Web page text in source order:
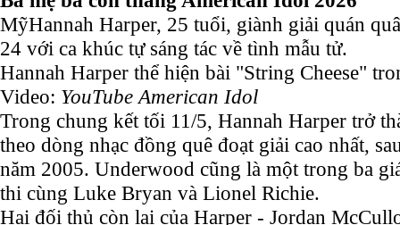
MỹHannah Harper, 25 tuổi, giành giải quán
24 với ca khúc tự sáng tác về tình mẫu tử.
Hannah Harper thể hiện bài "String Cheese"
Video: YouTube American Idol
Trong chung kết tối 11/5, Hannah Harper trở
theo dòng nhạc đồng quê đoạt giải cao nhất,
năm 2005. Underwood cũng là một trong ba
thi cùng Luke Bryan và Lionel Richie.
Hai đối thủ còn lại của Harper - Jordan